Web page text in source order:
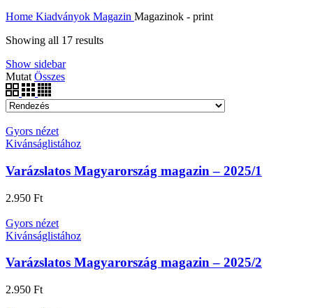
Home Kiadványok Magazin Magazinok - print
Showing all 17 results
Show sidebar
Mutat Összes
Gyors nézet
Kivánságlistához
Varázslatos Magyarország magazin – 2025/1
2.950 Ft
Gyors nézet
Kivánságlistához
Varázslatos Magyarország magazin – 2025/2
2.950 Ft